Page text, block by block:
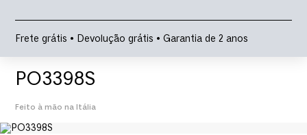
Frete grátis • Devolução grátis • Garantia de 2 anos
PO3398S
Feito à mão na Itália